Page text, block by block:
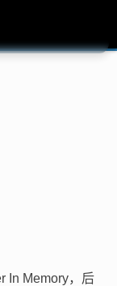
In Memory，后